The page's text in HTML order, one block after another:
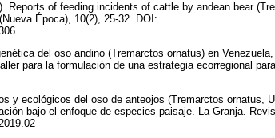
Reports of feeding incidents of cattle by andean bear
Época), 10(2), 25-32. DOI:
del oso andino (Tremarctos ornatus) en
para la formulación de una estrategia ecorregional
y ecológicos del oso de anteojos (Tremarctos ornatus,
bajo el enfoque de especies paisaje. La Granja.